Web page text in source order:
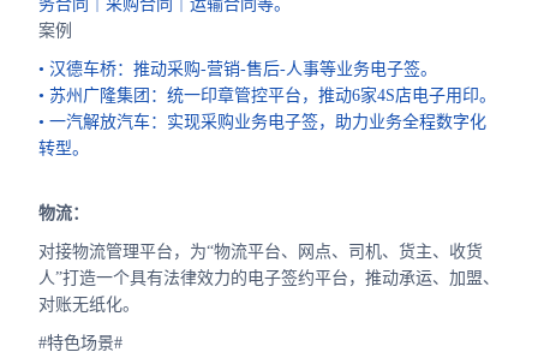
务合同｜采购合同｜运输合同等。
案例
• 汉德车桥：推动采购-营销-售后-人事等业务电子签。
• 苏州广隆集团：统一印章管控平台，推动6家4S店电子用印。
• 一汽解放汽车：实现采购业务电子签，助力业务全程数字化
转型。
物流：
对接物流管理平台，为“物流平台、网点、司机、货主、收货
人”打造一个具有法律效力的电子签约平台，推动承运、加盟、
对账无纸化。
#特色场景#